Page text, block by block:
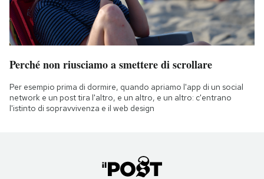
Perché non riusciamo a smettere di scrollare
Per esempio prima di dormire, quando apriamo l'app di un social
network e un post tira l'altro, e un altro, e un altro: c'entrano
l'istinto di sopravvivenza e il web design